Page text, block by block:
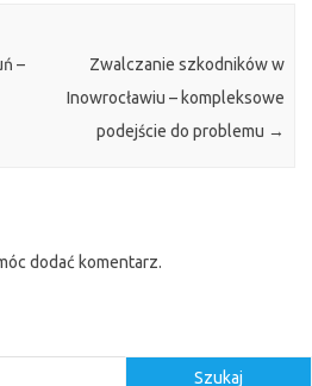
–
Zwalczanie szkodników w
Inowrocławiu – kompleksowe
podejście do problemu →
dodać komentarz.
Szukaj